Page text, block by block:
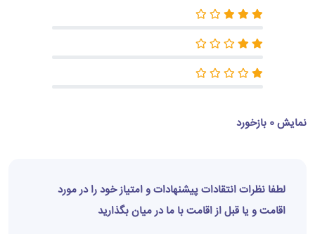
نمایش 0 بازخورد
لطفا نظرات انتقادات پیشنهادات و امتیاز خود را در مورد
اقامت و یا قبل از اقامت با ما در میان بگذارید